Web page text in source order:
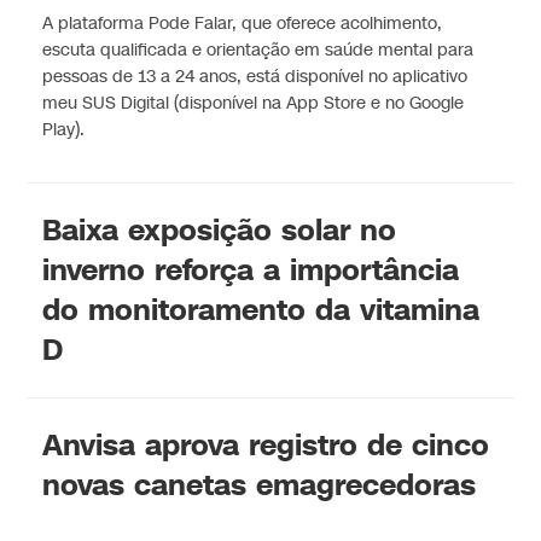
A plataforma Pode Falar, que oferece acolhimento,
escuta qualificada e orientação em saúde mental para
pessoas de 13 a 24 anos, está disponível no aplicativo
meu SUS Digital (disponível na App Store e no Google
Play).
Baixa exposição solar no
inverno reforça a importância
do monitoramento da vitamina
D
Anvisa aprova registro de cinco
novas canetas emagrecedoras